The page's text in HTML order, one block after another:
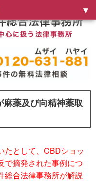
麻薬及び向精神薬取
たとして、CBDショッ
で摘発された事例につ
総合法律事務所が解説